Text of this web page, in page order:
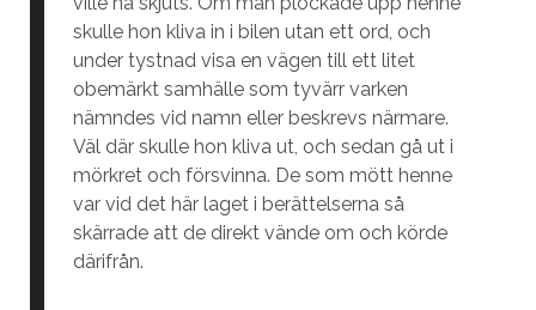
skulle hon kliva in i bilen utan ett ord, och
under tystnad visa en vägen till ett litet
obemärkt samhälle som tyvärr varken
nämndes vid namn eller beskrevs närmare.
Väl där skulle hon kliva ut, och sedan gå ut i
mörkret och försvinna. De som mött henne
var vid det här laget i berättelserna så
skärrade att de direkt vände om och körde
därifrån.